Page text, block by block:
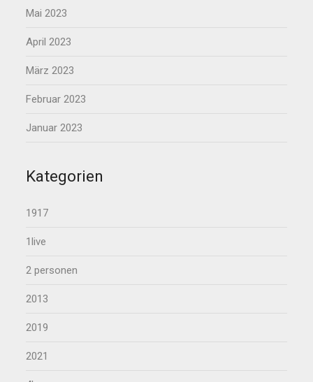
Mai 2023
April 2023
März 2023
Februar 2023
Januar 2023
Kategorien
1917
1live
2 personen
2013
2019
2021